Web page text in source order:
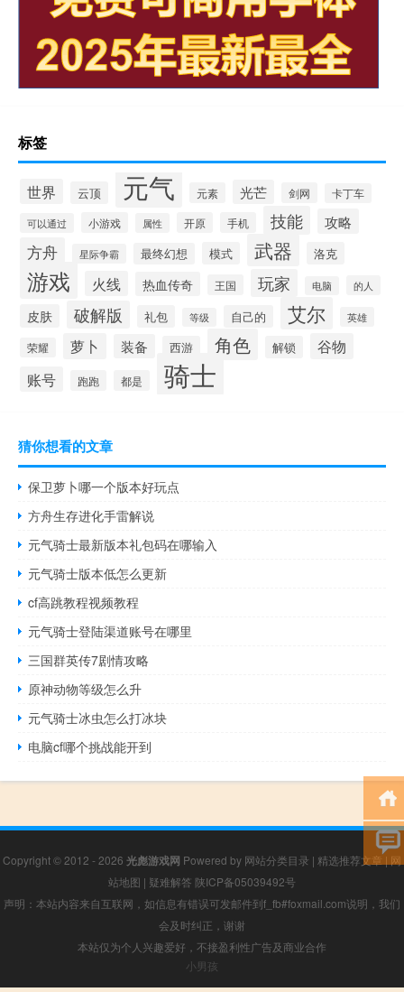
标签
世界 云顶 元气 元素 光芒 剑网 卡丁车
可以通过 小游戏 属性 开原 手机 技能 攻略
方舟 星际争霸 最终幻想 模式 武器 洛克
游戏 火线 热血传奇 王国 玩家 电脑 的人
皮肤 破解版 礼包 等级 自己的 艾尔 英雄
荣耀 萝卜 装备 西游 角色 解锁 谷物
账号 跑跑 都是 骑士
猜你想看的文章
保卫萝卜哪一个版本好玩点
方舟生存进化手雷解说
元气骑士最新版本礼包码在哪输入
元气骑士版本低怎么更新
cf高跳教程视频教程
元气骑士登陆渠道账号在哪里
三国群英传7剧情攻略
原神动物等级怎么升
元气骑士冰虫怎么打冰块
电脑cf哪个挑战能开到
Copyright © 2012 - 2026 光彪游戏网 Powered by 网站分类目录 | 精选推荐文章| 网
站地图 | 疑难解答 陕ICP备05039492号
声明：本站内容来自互联网，如信息有错误可发邮件到f_fb#foxmail.com说明，我们
会及时纠正，谢谢
本站仅为个人兴趣爱好，不接盈利性广告及商业合作
小男孩